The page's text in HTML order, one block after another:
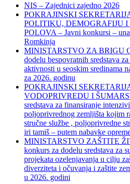
NIS – Zajednici zajedno 2026
POKRAJINSKI
POLITIKU, DEMOGRAFIJU
POLOVA – Javni konkursi –
Romkinja
MINISTARSTVO ZA BRIGU
dodelu bespovratnih sredstava
aktivnosti u seoskim sredinama
za 2026. godinu
POKRAJINSKI
VODOPRIVREDU I
sredstava za finansiranje
poljoprivrednog zemljišta kojim
stručne službe , poljoprivredne
iri tamiš ‒ putem nabavke
MINISTARSTVO ZAŠTITE
konkurs za dodelu sredstava za
projekata ozelenjavanja u cilju
diverziteta i očuvanja i zaštite
u 2026. godini